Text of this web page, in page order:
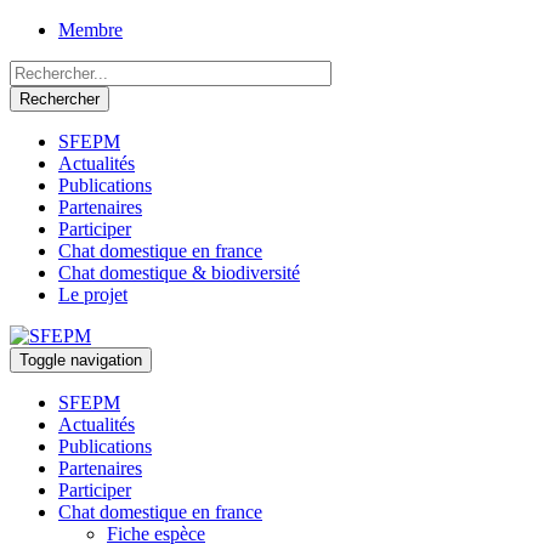
Aller
contenu
principal
Membre
Rechercher
chat
biodiversité
SFEPM
Actualités
Publications
Partenaires
Participer
Chat domestique en france
Chat domestique & biodiversité
Le projet
Toggle navigation
chat
biodiversité
navigation
SFEPM
Actualités
Publications
Partenaires
Participer
Chat domestique en france
Fiche espèce